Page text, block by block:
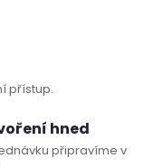
přístup.
hned
připravíme v